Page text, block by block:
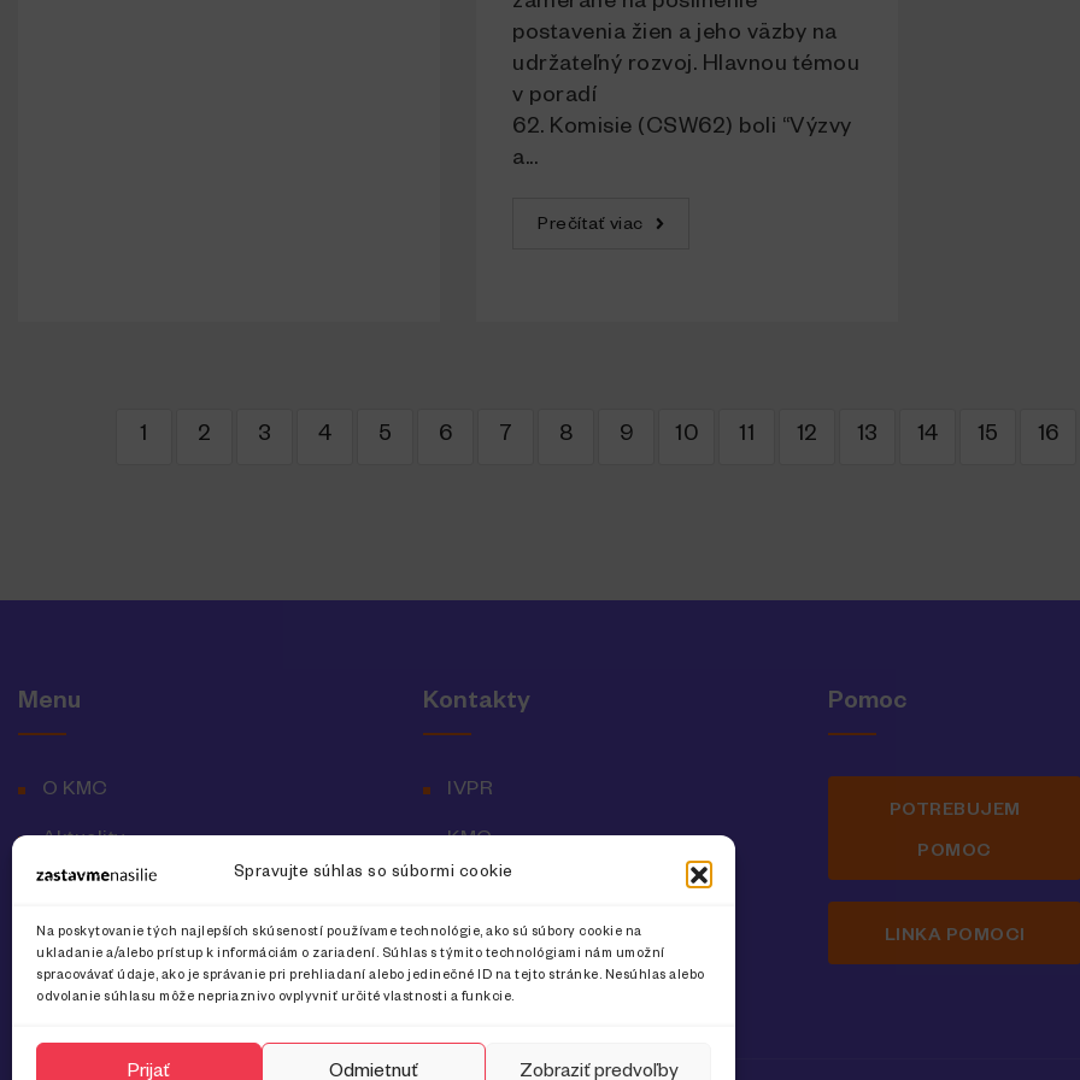
Spravujte súhlas so súbormi cookie
Na poskytovanie tých najlepších skúseností používame technológie, ako sú súbory cookie na
ukladanie a/alebo prístup k informáciám o zariadení. Súhlas s týmito technológiami nám umožní
spracovávať údaje, ako je správanie pri prehliadaní alebo jedinečné ID na tejto stránke. Nesúhlas alebo
odvolanie súhlasu môže nepriaznivo ovplyvniť určité vlastnosti a funkcie.
Prijať Odmietnuť Zobraziť predvoľby
postavenia žien a jeho väzby na
udržateľný rozvoj. Hlavnou témou
v poradí
62. Komisie (CSW62) boli “Výzvy
a...
Prečítať viac
1 2 3 4 5 6 7 8 9 10 11 12 13 14 15 16
Menu
O KMC
Aktuality
Ochrana osobných údajov
Kontakty
IVPR
KMC
Pomoc
POTREBUJEM
POMOC
LINKA POMOCI